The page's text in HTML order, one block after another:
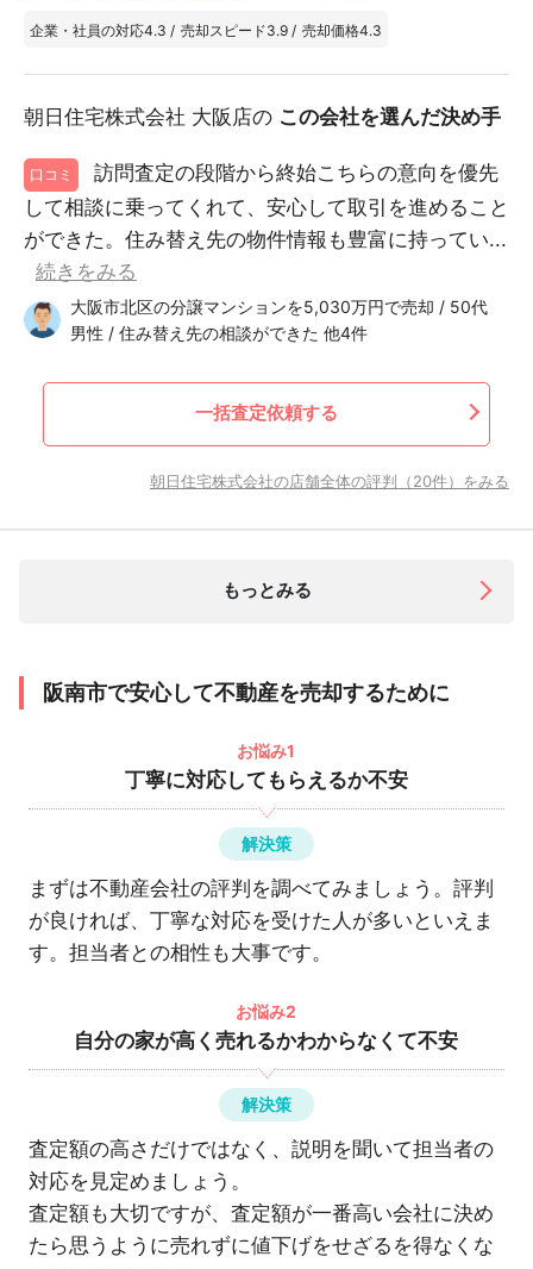
企業・社員の対応4.3 / 売却スピード3.9 / 売却価格4.3
朝日住宅株式会社 大阪店の この会社を選んだ決め手
口コミ
訪問査定の段階から終始こちらの意向を優先
して相談に乗ってくれて、安心して取引を進めること
ができた。住み替え先の物件情報も豊富に持ってい...
続きをみる
大阪市北区の分譲マンションを5,030万円で売却 / 50代
男性 / 住み替え先の相談ができた 他4件
一括査定依頼する
朝日住宅株式会社の店舗全体の評判（20件）をみる
もっとみる
阪南市で安心して不動産を売却するために
お悩み1
丁寧に対応してもらえるか不安
解決策
まずは不動産会社の評判を調べてみましょう。評判
が良ければ、丁寧な対応を受けた人が多いといえま
す。担当者との相性も大事です。
お悩み2
自分の家が高く売れるかわからなくて不安
解決策
査定額の高さだけではなく、説明を聞いて担当者の
対応を見定めましょう。
査定額も大切ですが、査定額が一番高い会社に決め
たら思うように売れずに値下げをせざるを得なくな